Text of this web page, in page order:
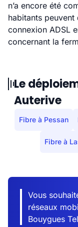
n’a encore été
habitants
connexion ADSL
concernant la
Le
Auterive
Fibre à Pessan
Fibre à
Vous
réseaux
Bouygues